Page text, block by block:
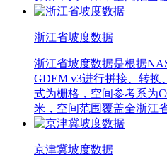
浙江省坡度数据
浙江省坡度数据是根据
GDEM v3进行拼接、转换
式为栅格，空间参考系为
米，空间范围覆盖全浙江省
京津冀坡度数据